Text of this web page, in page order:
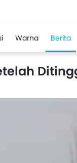
Warna Berita